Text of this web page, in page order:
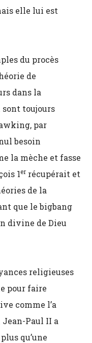
elle lui est
du procès
de
dans la
sont toujours
par
besoin
la mèche et fasse
1er récupérait et
de la
que le bigbang
divine de Dieu
religieuses
pour faire
comme l’a
Paul II a
qu’une